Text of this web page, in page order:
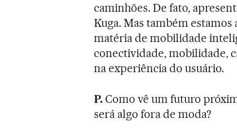
caminhões. De fato,
Kuga. Mas também
matéria de mobilidade
conectividade, mobilidade,
na experiência do usuário.
P. Como vê um futuro
será algo fora de moda?